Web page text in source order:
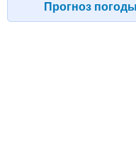
Прогноз